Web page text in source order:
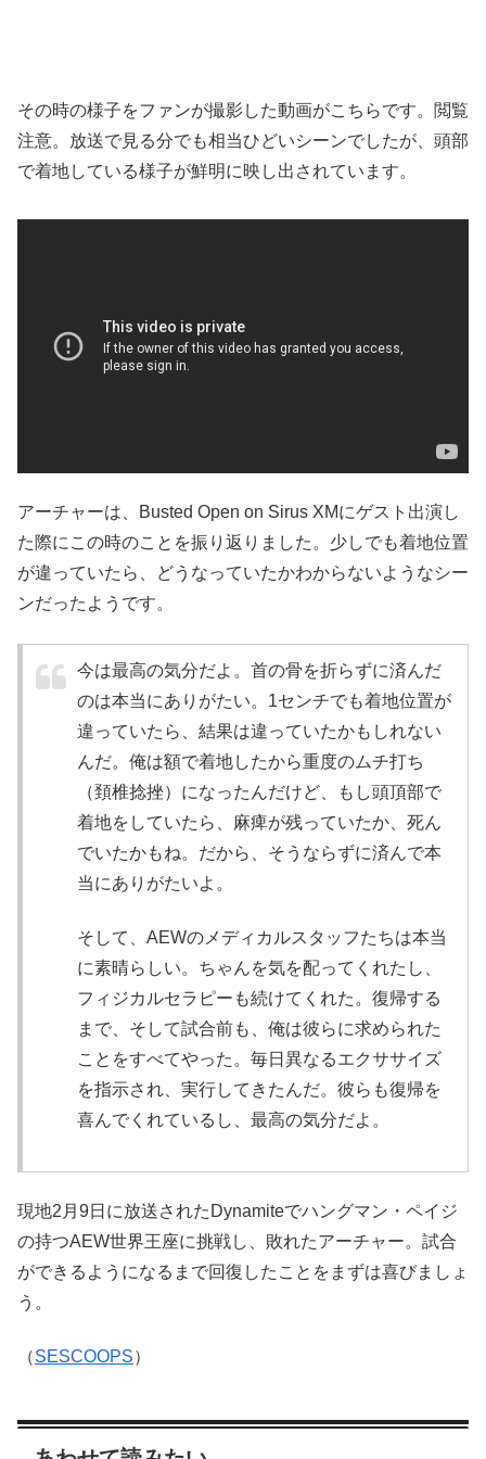
その時の様子をファンが撮影した動画がこちらです。閲覧
注意。放送で見る分でも相当ひどいシーンでしたが、頭部
で着地している様子が鮮明に映し出されています。
アーチャーは、Busted Open on Sirus XMにゲスト出演し
た際にこの時のことを振り返りました。少しでも着地位置
が違っていたら、どうなっていたかわからないようなシー
ンだったようです。
今は最高の気分だよ。首の骨を折らずに済んだ
のは本当にありがたい。1センチでも着地位置が
違っていたら、結果は違っていたかもしれない
んだ。俺は額で着地したから重度のムチ打ち
（頚椎捻挫）になったんだけど、もし頭頂部で
着地をしていたら、麻痺が残っていたか、死ん
でいたかもね。だから、そうならずに済んで本
当にありがたいよ。
そして、AEWのメディカルスタッフたちは本当
に素晴らしい。ちゃんを気を配ってくれたし、
フィジカルセラピーも続けてくれた。復帰する
まで、そして試合前も、俺は彼らに求められた
ことをすべてやった。毎日異なるエクササイズ
を指示され、実行してきたんだ。彼らも復帰を
喜んでくれているし、最高の気分だよ。
現地2月9日に放送されたDynamiteでハングマン・ペイジ
の持つAEW世界王座に挑戦し、敗れたアーチャー。試合
ができるようになるまで回復したことをまずは喜びましょ
う。
（SESCOOPS）